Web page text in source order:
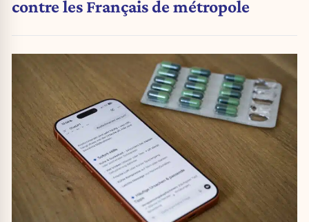
contre les Français de métropole